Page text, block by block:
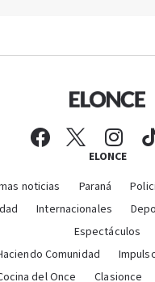
ELONCE
noticias Paraná
Internacionales
Espectáculos
Comunidad
del Once
Clasionce